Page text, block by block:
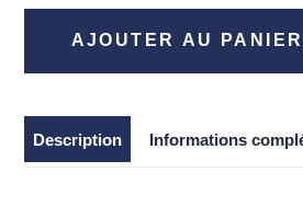
Amago
610
Ultimate
AJOUTER AU PANIER
Description Informations